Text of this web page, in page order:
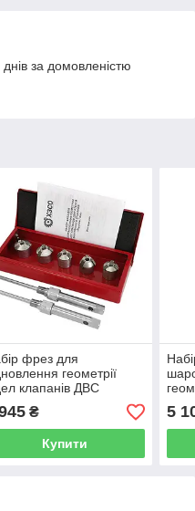
за домовленістю
фрез для
геометрії
клапанів ДВС
Kia" KhZSO
₴
Купити
ДВС
5